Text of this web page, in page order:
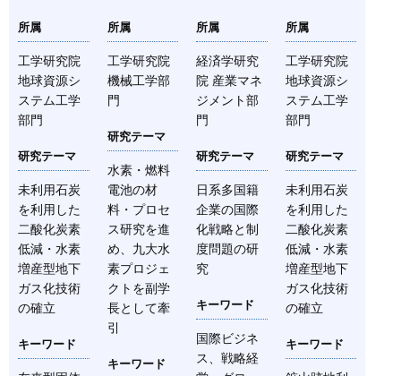
所属
工学研究院
地球資源シ
ステム工学
部門
研究テーマ
未利用石炭
を利用した
二酸化炭素
低減・水素
増産型地下
ガス化技術
の確立
キーワード
所属
工学研究院
機械工学部
門
研究テーマ
水素・燃料
電池の材
料・プロセ
ス研究を進
め、九大水
素プロジェ
クトを副学
長として牽
引
キーワード
所属
経済学研究
院 産業マネ
ジメント部
門
研究テーマ
日系多国籍
企業の国際
化戦略と制
度問題の研
究
キーワード
国際ビジネ
ス、戦略経
所属
工学研究院
地球資源シ
ステム工学
部門
研究テーマ
未利用石炭
を利用した
二酸化炭素
低減・水素
増産型地下
ガス化技術
の確立
キーワード